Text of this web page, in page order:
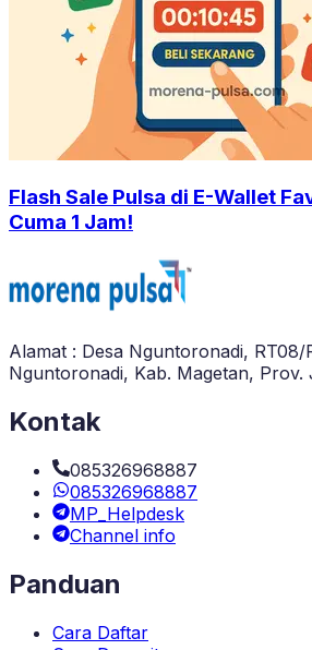
Flash Sale Pulsa di E-Wallet
Cuma 1 Jam!
Alamat : Desa Nguntoronadi, RT08/
Nguntoronadi, Kab. Magetan, Prov.
Kontak
085326968887
085326968887
MP_Helpdesk
Channel info
Panduan
Cara Daftar